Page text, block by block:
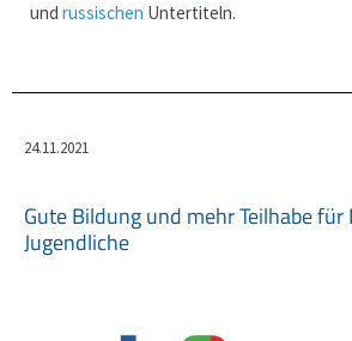
und russischen Untertiteln.
24.11.2021
Gute Bildung und mehr Teilhabe für
Jugendliche